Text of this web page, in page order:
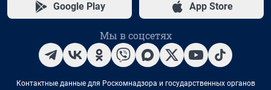
Google Play App Store
Мы в соцсетях
Контактные данные для Роскомнадзора и государственных органов